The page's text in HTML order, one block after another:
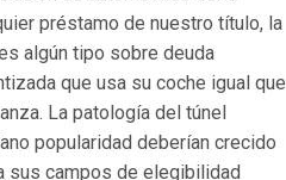
préstamo de nuestro título, la
algún tipo sobre deuda
que usa su coche igual que
La patologí­a del túnel
popularidad deberían crecido
sus campos de elegibilidad